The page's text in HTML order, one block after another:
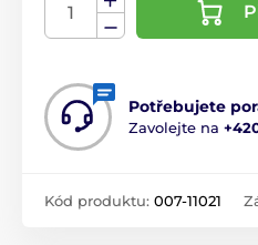
Potřebujete
Zavolejte na
Kód produktu: 007-11021